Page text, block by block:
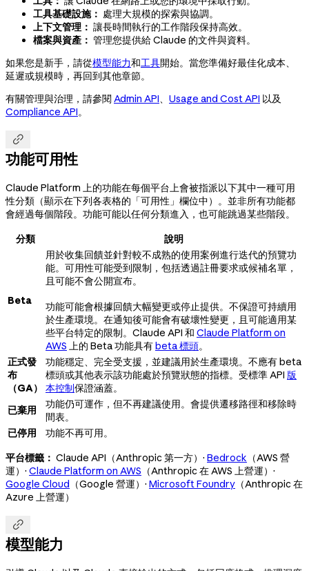
工具基礎設施： 處理大規模的探索與協調。
上下文管理： 讓長時間執行的工作階段保持高效。
檔案與資產： 管理您提供給 Claude 的文件與資料。
如果您是新手，請從模型能力和工具開始。當您準備好最佳化成本、
延遲或規模時，再回到其他章節。
有關管理與治理，請參閱Admin API、 Usage and Cost API 以及
Compliance API。

功能可用性
Claude Platform 上的功能在每個平台上會被指派以下其中一種可用
性分類（顯示在下列各表格的「可用性」欄位中）。並非所有功能都
會經過每個階段。功能可能以任何分類進入，也可能跳過某些階段。
分類
說明
Beta
用於收集回饋並針對較不成熟的使用案例進行迭代的預覽功
能。可用性可能受到限制，包括透過註冊要求或候補名單，
且可能不會公開宣布。
功能可能會根據回饋大幅變更或停止提供。不保證可持續用
於生產環境。在通知後可能會有破壞性變更，且可能適用某
些平台特定的限制。Claude API 和 Claude Platform on
AWS 上的 Beta 功能具有beta 標頭。
正式發
布
（GA）
功能穩定、完全受支援，並建議用於生產環境。不應有 beta
標頭或其他表示該功能處於預覽狀態的指標。受標準 API 版
本控制保證涵蓋。
已棄用
功能仍可運作，但不再建議使用。會提供遷移路徑和移除時
間表。
已停用
功能不再可用。
平台標籤： Claude API（Anthropic 第一方）· Bedrock （AWS 營
運）· Claude Platform on AWS （Anthropic 在 AWS 上營運）·
Google Cloud （Google 營運）· Microsoft Foundry （Anthropic 在
Azure 上營運）

模型能力